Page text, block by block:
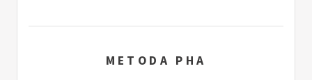
METODA PHA